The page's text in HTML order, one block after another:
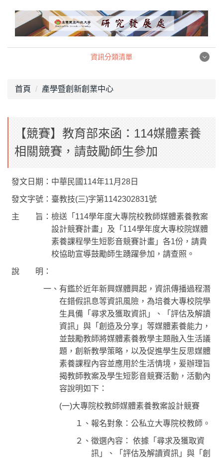
資訊分類清單
職涯發展中心
校務研究中心
組織架構
相關法規
表格下載
學生校外實習
學海系列計畫
企業徵才資訊
全民勞教e網「影音分享／勞工退休金」
學習型城市計畫
創新創業中心 (舊網)
首頁 產學暨創新創業中心
【競賽】教育部來函：114媒體素養
相關競賽，請鼓勵師生參加
發文日期：中華民國114年11月28日
發文字號：臺教技(三)字第1142302831號
主 旨：檢送「114學年度大專院校教師媒體素養教案
設計競賽計畫」及「114學年度大專校院媒體
素養課程學生短影音競賽計畫」各1份，請貴
校協助宣導鼓勵師生踴躍參加，請查照。
說 明：
一、有鑑於近年新興媒體興起，資訊傳播過程潛
在錯假訊息等資訊風險，為培養大專校院學
生具備「尋求及獲取資訊」、「評估及解讀
資訊」與「創造及分享」等媒體素養能力，
並鼓勵教師將媒體素養教學主題融入生活議
題，創新教學策略，以及促進學生反思媒體
素養課程內容並應用於生活情境，爰辦理旨
揭教師教案及學生短影音競賽活動，活動內
容說明如下：
(一)大專院校教師媒體素養教案設計競賽
１、報名對象：公私立大專院校教師。
２、徵選內容： 依據「尋求及獲取資
訊」、「評估及解讀資訊」與「創